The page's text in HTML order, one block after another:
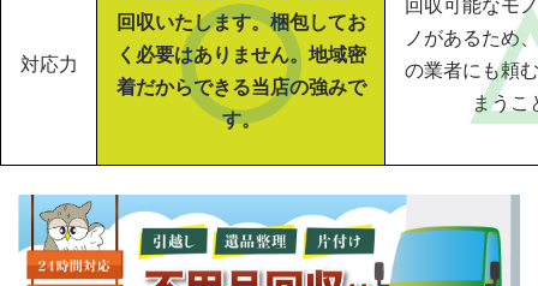
対応力
回収いたします。梱包してお
く必要はありません。地域密
着だからできる当店の強みで
す。
ノがあるため
の業者にも頼
まうこ